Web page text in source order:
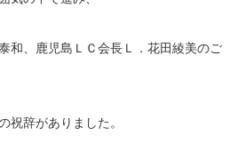
和、鹿児島ＬＣ会長Ｌ．花田綾美のご
辞がありました。